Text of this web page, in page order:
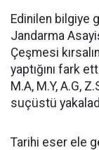
Edinilen bilgiye
Jandarma
Çeşmesi
yaptığını fark
M.A, M.Y, A.G,
suçüstü
Tarihi eser ele